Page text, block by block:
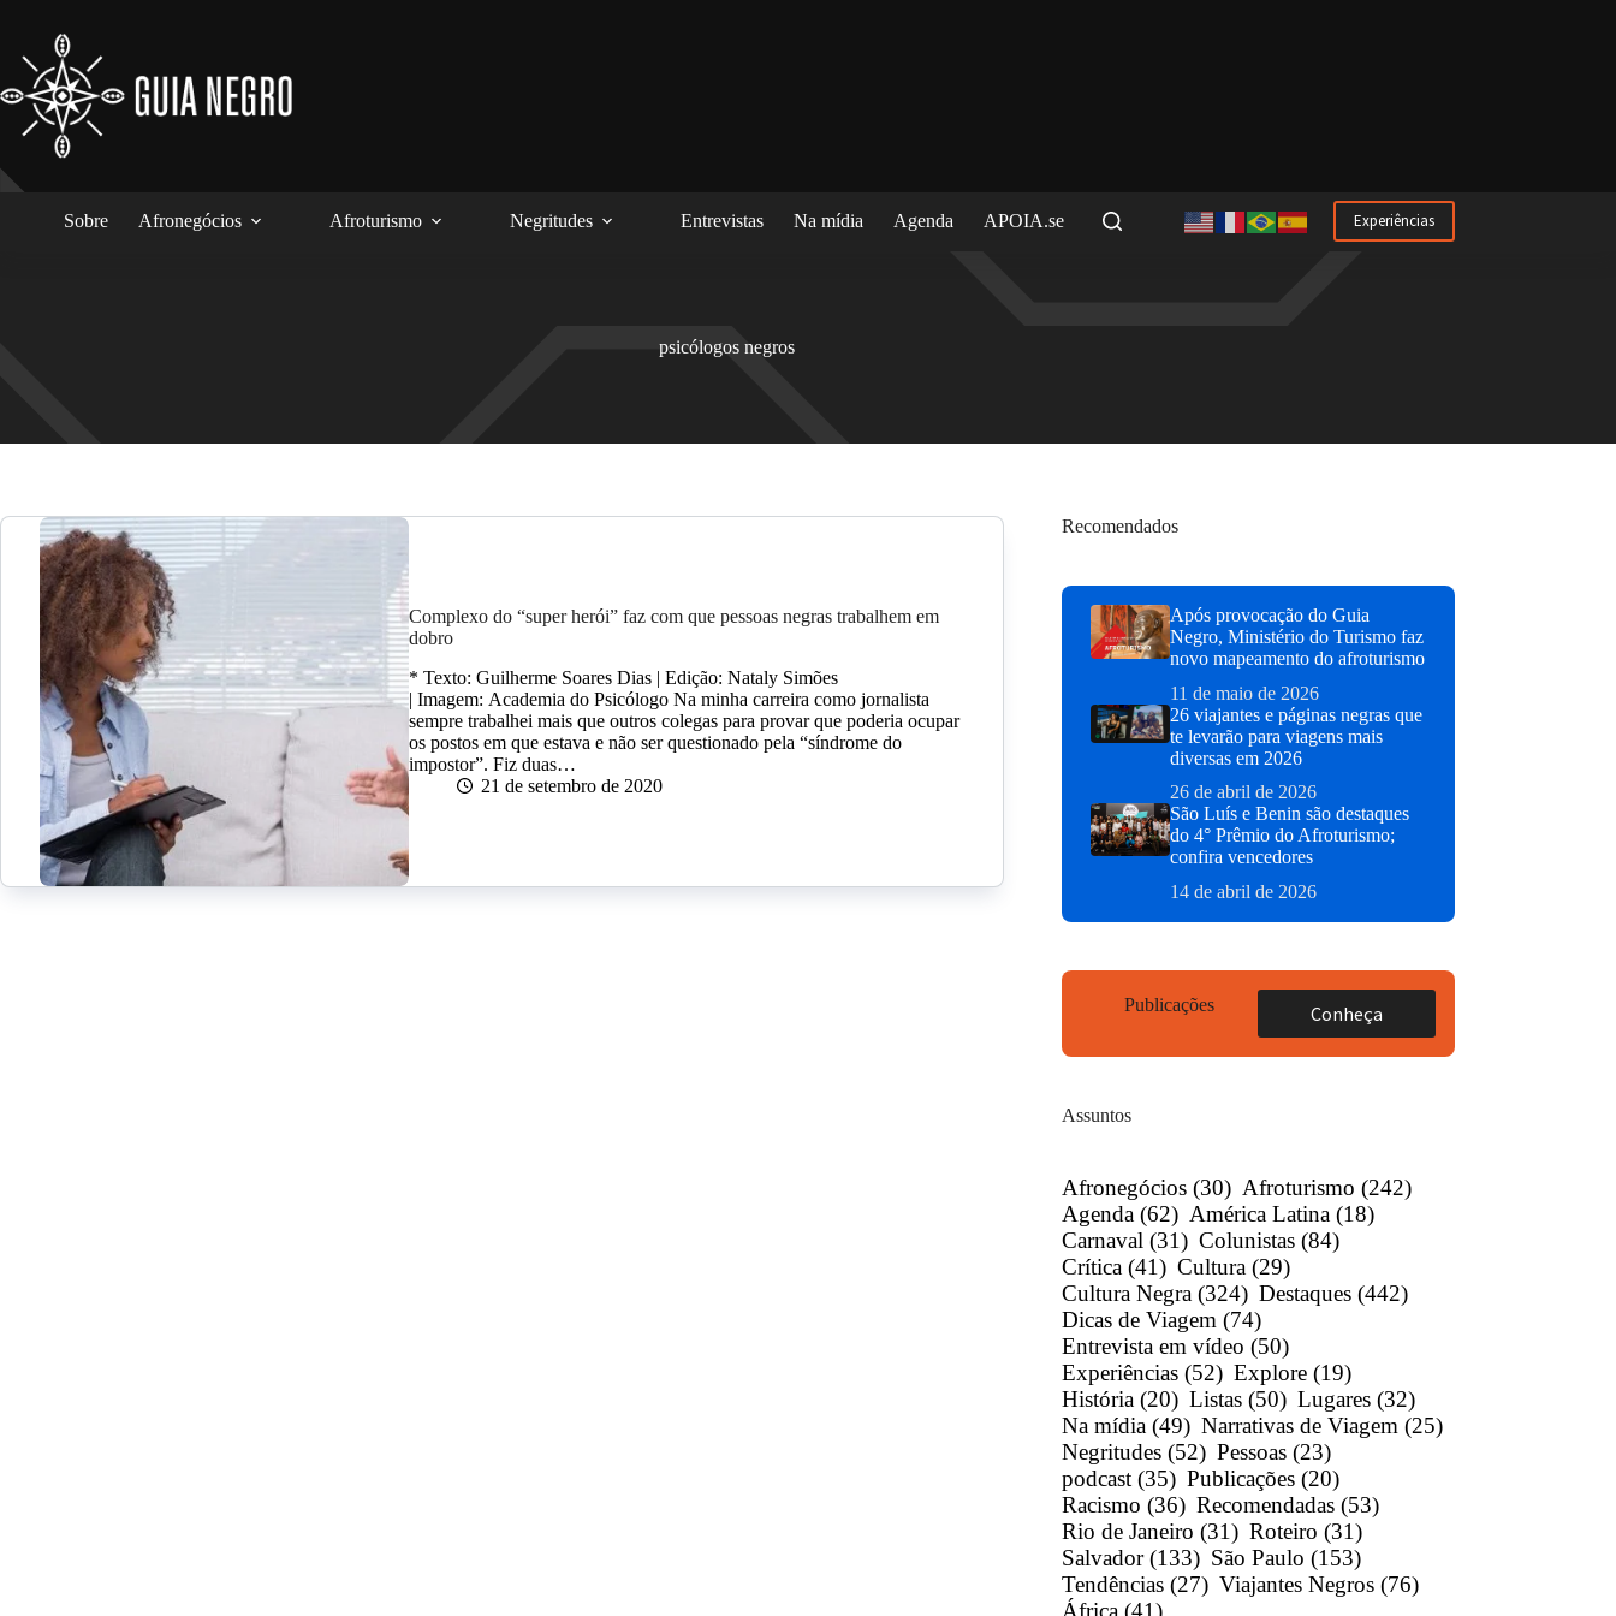
conteúdo
Sobre Afronegócios Afroturismo Negritudes Entrevistas Na mídia Agenda APOIA.se Experiências
psicólogos negros
Complexo do “super herói” faz com que pessoas negras trabalhem em
dobro
* Texto: Guilherme Soares Dias | Edição: Nataly Simões
| Imagem: Academia do Psicólogo Na minha carreira como jornalista
sempre trabalhei mais que outros colegas para provar que poderia ocupar
os postos em que estava e não ser questionado pela “síndrome do
impostor”. Fiz duas…
21 de setembro de 2020
Recomendados
Após provocação do Guia
Negro, Ministério do Turismo faz
novo mapeamento do afroturismo
11 de maio de 2026
26 viajantes e páginas negras que
te levarão para viagens mais
diversas em 2026
26 de abril de 2026
São Luís e Benin são destaques
do 4° Prêmio do Afroturismo;
confira vencedores
14 de abril de 2026
Publicações Conheça
Assuntos
Afronegócios (30) Afroturismo (242)
Agenda (62) América Latina (18)
Carnaval (31) Colunistas (84)
Crítica (41) Cultura (29)
Cultura Negra (324) Destaques (442)
Dicas de Viagem (74)
Entrevista em vídeo (50)
Experiências (52) Explore (19)
História (20) Listas (50) Lugares (32)
Na mídia (49) Narrativas de Viagem (25)
Negritudes (52) Pessoas (23)
podcast (35) Publicações (20)
Racismo (36) Recomendadas (53)
Rio de Janeiro (31) Roteiro (31)
Salvador (133) São Paulo (153)
Tendências (27) Viajantes Negros (76)
África (41)